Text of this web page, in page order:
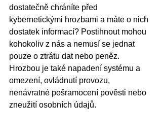
dostatečně chráníte před
kybernetickými hrozbami a máte o nich
dostatek informací? Postihnout mohou
kohokoliv z nás a nemusí se jednat
pouze o ztrátu dat nebo peněz.
Hrozbou je také napadení systému a
omezení, ovládnutí provozu,
nenávratné pošramocení pověsti nebo
zneužití osobních údajů.